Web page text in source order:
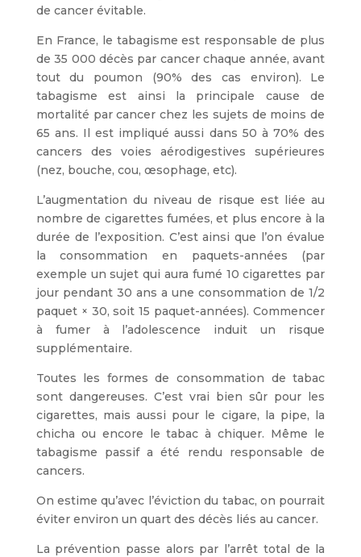
de cancer évitable.
En France, le tabagisme est responsable de plus
de 35 000 décès par cancer chaque année, avant
tout du poumon (90% des cas environ). Le
tabagisme est ainsi la principale cause de
mortalité par cancer chez les sujets de moins de
65 ans. Il est impliqué aussi dans 50 à 70% des
cancers des voies aérodigestives supérieures
(nez, bouche, cou, œsophage, etc).
L’augmentation du niveau de risque est liée au
nombre de cigarettes fumées, et plus encore à la
durée de l’exposition. C’est ainsi que l’on évalue
la consommation en paquets-années (par
exemple un sujet qui aura fumé 10 cigarettes par
jour pendant 30 ans a une consommation de 1/2
paquet × 30, soit 15 paquet-années). Commencer
à fumer à l’adolescence induit un risque
supplémentaire.
Toutes les formes de consommation de tabac
sont dangereuses. C’est vrai bien sûr pour les
cigarettes, mais aussi pour le cigare, la pipe, la
chicha ou encore le tabac à chiquer. Même le
tabagisme passif a été rendu responsable de
cancers.
On estime qu’avec l’éviction du tabac, on pourrait
éviter environ un quart des décès liés au cancer.
La prévention passe alors par l’arrêt total de la